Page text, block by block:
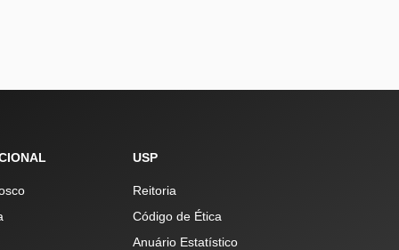
USP
Reitoria
Código de Ética
Anuário Estatístico